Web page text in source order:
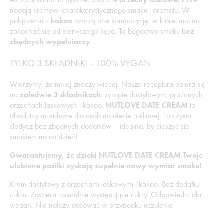
nadają kremowi charakterystycznego smaku i aromatu. W
połączeniu z kakao tworzą one kompozycję, w której można
zakochać się od pierwszego kęsa. To bogactwo smaku bez
zbędnych wypełniaczy.
TYLKO 3 SKŁADNIKI - 100% VEGAN
Wierzymy, że mniej znaczy więcej. Nasza receptura opiera się
na zaledwie 3 składnikach: syropie daktylowym, prażonych
orzechach laskowych i kakao. NUTLOVE DATE CREAM to
absolutny must-have dla osób na diecie roślinnej. To czysta
słodycz bez zbędnych dodatków – idealna, by cieszyć się
smakiem na co dzień!
Gwarantujemy, że dzięki NUTLOVE DATE CREAM Twoje
ulubione posiłki zyskają zupełnie nowy wymiar smaku!
Krem daktylowy z orzechami laskowymi i kakao. Bez dodatku
cukru. Zawiera naturalnie występujące cukry. Odpowiedni dla
wegan. Nie należy stosować w przypadku uczulenia